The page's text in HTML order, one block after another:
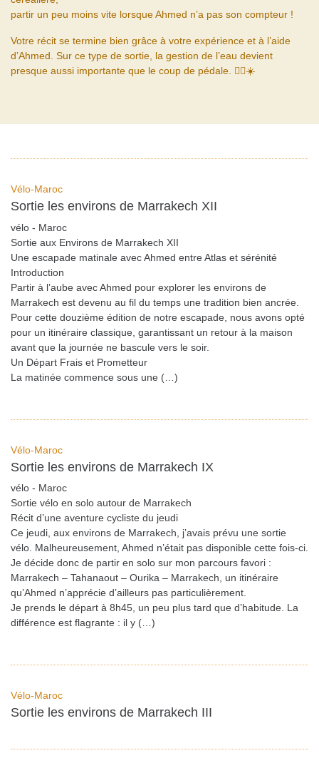
partir un peu moins vite lorsque Ahmed n’a pas son compteur !
Votre récit se termine bien grâce à votre expérience et à l’aide
d’Ahmed. Sur ce type de sortie, la gestion de l’eau devient
presque aussi importante que le coup de pédale. 🚴‍♂️☀️
Vélo-Maroc
Sortie les environs de Marrakech XII
vélo - Maroc
Sortie aux Environs de Marrakech XII
Une escapade matinale avec Ahmed entre Atlas et sérénité
Introduction
Partir à l’aube avec Ahmed pour explorer les environs de
Marrakech est devenu au fil du temps une tradition bien ancrée.
Pour cette douzième édition de notre escapade, nous avons opté
pour un itinéraire classique, garantissant un retour à la maison
avant que la journée ne bascule vers le soir.
Un Départ Frais et Prometteur
La matinée commence sous une (…)
Vélo-Maroc
Sortie les environs de Marrakech IX
vélo - Maroc
Sortie vélo en solo autour de Marrakech
Récit d’une aventure cycliste du jeudi
Ce jeudi, aux environs de Marrakech, j’avais prévu une sortie
vélo. Malheureusement, Ahmed n’était pas disponible cette fois-ci.
Je décide donc de partir en solo sur mon parcours favori :
Marrakech – Tahanaout – Ourika – Marrakech, un itinéraire
qu’Ahmed n’apprécie d’ailleurs pas particulièrement.
Je prends le départ à 8h45, un peu plus tard que d’habitude. La
différence est flagrante : il y (…)
Vélo-Maroc
Sortie les environs de Marrakech III